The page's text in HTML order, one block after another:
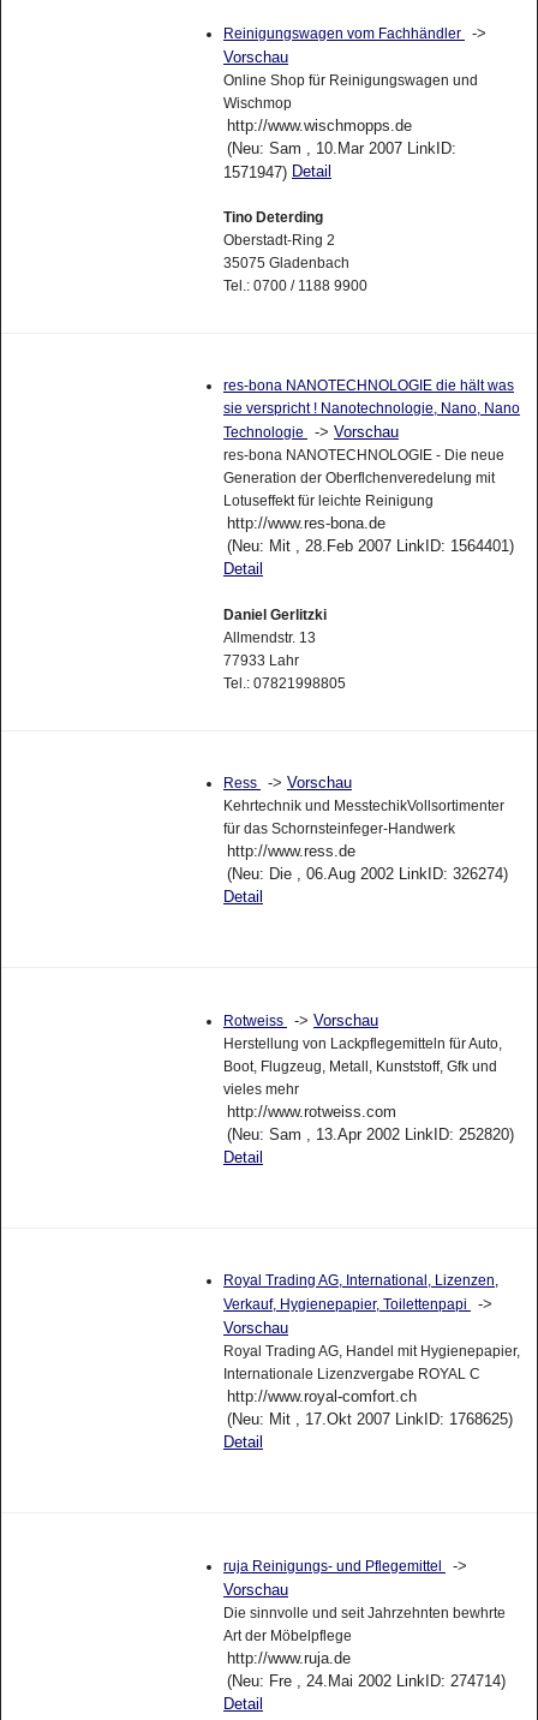
Reinigungswagen vom Fachhändler
->
Vorschau
Online Shop für Reinigungswagen und
Wischmop
http://www.wischmopps.de
(Neu: Sam , 10.Mar 2007 LinkID:
1571947) Detail
Tino Deterding
Oberstadt-Ring 2
35075 Gladenbach
Tel.: 0700 / 1188 9900
res-bona NANOTECHNOLOGIE die hält was
sie verspricht ! Nanotechnologie, Nano, Nano
Technologie
-> Vorschau
res-bona NANOTECHNOLOGIE - Die neue
Generation der Oberflchenveredelung mit
Lotuseffekt für leichte Reinigung
http://www.res-bona.de
(Neu: Mit , 28.Feb 2007 LinkID: 1564401)
Detail
Daniel Gerlitzki
Allmendstr. 13
77933 Lahr
Tel.: 07821998805
Ress -> Vorschau
Kehrtechnik und MesstechikVollsortimenter
für das Schornsteinfeger-Handwerk
http://www.ress.de
(Neu: Die , 06.Aug 2002 LinkID: 326274)
Detail
Rotweiss -> Vorschau
Herstellung von Lackpflegemitteln für Auto,
Boot, Flugzeug, Metall, Kunststoff, Gfk und
vieles mehr
http://www.rotweiss.com
(Neu: Sam , 13.Apr 2002 LinkID: 252820)
Detail
Royal Trading AG, International, Lizenzen,
Verkauf, Hygienepapier, Toilettenpapi
->
Vorschau
Royal Trading AG, Handel mit Hygienepapier,
Internationale Lizenzvergabe ROYAL C
http://www.royal-comfort.ch
(Neu: Mit , 17.Okt 2007 LinkID: 1768625)
Detail
ruja Reinigungs- und Pflegemittel
->
Vorschau
Die sinnvolle und seit Jahrzehnten bewhrte
Art der Möbelpflege
http://www.ruja.de
(Neu: Fre , 24.Mai 2002 LinkID: 274714)
Detail